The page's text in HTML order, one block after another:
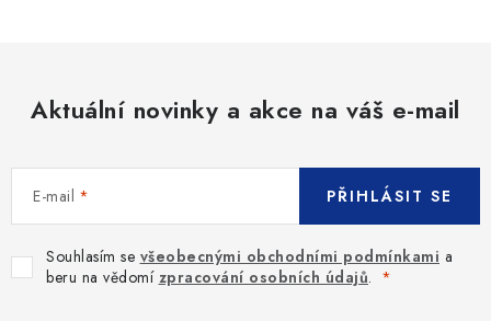
Aktuální novinky a akce na váš e-mail
E-mail
Souhlasím se všeobecnými obchodními podmínkami a
beru na vědomí zpracování osobních údajů.
PŘIHLÁSIT SE